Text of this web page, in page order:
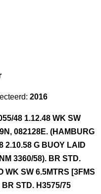
2016
48 1.12.48 WK SW
082128E. (HAMBURG
2.10.58 G BUOY LAID
3360/58). BR STD.
WK SW 6.5MTRS [3FMS
STD. H3575/75